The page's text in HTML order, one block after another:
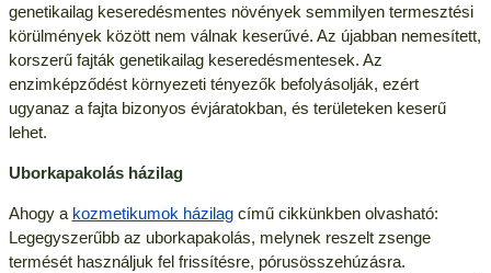
genetikailag keseredésmentes növények semmilyen termesztési
körülmények között nem válnak keserűvé. Az újabban nemesített,
korszerű fajták genetikailag keseredésmentesek. Az
enzimképződést környezeti tényezők befolyásolják, ezért
ugyanaz a fajta bizonyos évjáratokban, és területeken keserű
lehet.
Uborkapakolás házilag
Ahogy a kozmetikumok házilagcímű cikkünkben olvasható:
Legegyszerűbb az uborkapakolás, melynek reszelt zsenge
termését használjuk fel frissítésre, pórusösszehúzásra.